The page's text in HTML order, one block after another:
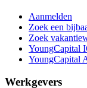
Aanmelden
Zoek een
Zoek
YoungCapital
YoungCapital
Werkgevers